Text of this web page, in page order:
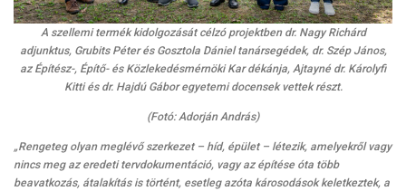
A szellemi termék kidolgozását célzó projektben dr. Nagy Richárd
adjunktus, Grubits Péter és Gosztola Dániel tanársegédek, dr. Szép János,
az Építész-, Építő- és Közlekedésmérnöki Kar dékánja, Ajtayné dr. Károlyfi
Kitti és dr. Hajdú Gábor egyetemi docensek vettek részt.
(Fotó: Adorján András)
„Rengeteg olyan meglévő szerkezet – híd, épület – létezik, amelyekről vagy
nincs meg az eredeti tervdokumentáció, vagy az építése óta több
beavatkozás, átalakítás is történt, esetleg azóta károsodások keletkeztek, a